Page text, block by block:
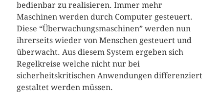
bedienbar zu realisieren. Immer mehr
Maschinen werden durch Computer gesteuert.
Diese “Überwachungsmaschinen” werden nun
ihrerseits wieder von Menschen gesteuert und
überwacht. Aus diesem System ergeben sich
Regelkreise welche nicht nur bei
sicherheitskritischen Anwendungen differenziert
gestaltet werden müssen.